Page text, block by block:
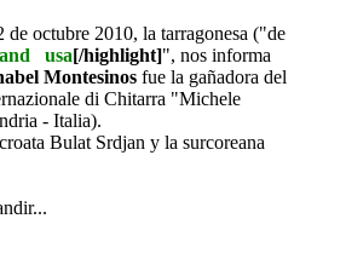
de octubre 2010, la tarragonesa ("de
and usa[/highlight]", nos informa
Montesinos fue la gañadora del
di Chitarra "Michele
- Italia).
Bulat Srdjan y la surcoreana